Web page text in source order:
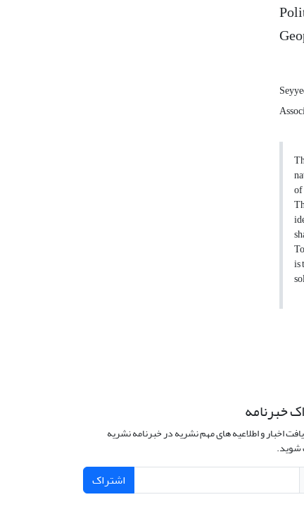
is
خبرنامه
اخبار و اطلاعیه های مهم نشریه در خبرنامه نشریه
اشتراک